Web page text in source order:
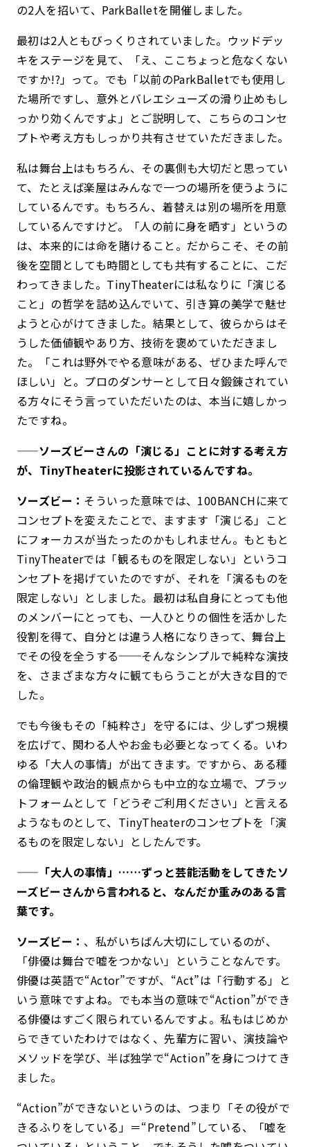
の2人を招いて、ParkBalletを開催しました。
最初は2人ともびっくりされていました。ウッドデッ
キをステージを見て、「え、ここちょっと危なくない
ですか!?」って。でも「以前のParkBalletでも使用し
た場所ですし、意外とバレエシューズの滑り止めもし
っかり効くんですよ」とご説明して、こちらのコンセ
プトや考え方もしっかり共有させていただきました。
私は舞台上はもちろん、その裏側も大切だと思ってい
て、たとえば楽屋はみんなで一つの場所を使うように
しているんです。もちろん、着替えは別の場所を用意
しているんですけど。「人の前に身を晒す」というの
は、本来的には命を賭けること。だからこそ、その前
後を空間としても時間としても共有することに、こだ
わってきました。TinyTheaterには私なりに「演じる
こと」の哲学を詰め込んでいて、引き算の美学で魅せ
ようと心がけてきました。結果として、彼らからはそ
うした価値観やあり方、技術を褒めていただきまし
た。「これは野外でやる意味がある、ぜひまた呼んで
ほしい」と。プロのダンサーとして日々鍛錬されてい
る方々にそう言っていただいたのは、本当に嬉しかっ
たですね。
——ソーズビーさんの「演じる」ことに対する考え方
が、TinyTheaterに投影されているんですね。
ソーズビー： そういった意味では、100BANCHに来て
コンセプトを変えたことで、ますます「演じる」こと
にフォーカスが当たったのかもしれません。もともと
TinyTheaterでは「観るものを限定しない」というコ
ンセプトを掲げていたのですが、それを「演るものを
限定しない」としました。最初は私自身にとっても他
のメンバーにとっても、一人ひとりの個性を活かした
役割を得て、自分とは違う人格になりきって、舞台上
でその役を全うする──そんなシンプルで純粋な演技
を、さまざまな方々に観てもらうことが大きな目的で
した。
でも今後もその「純粋さ」を守るには、少しずつ規模
を広げて、関わる人やお金も必要となってくる。いわ
ゆる「大人の事情」が出てきます。ですから、ある種
の倫理観や政治的観点からも中立的な立場で、プラッ
トフォームとして「どうぞご利用ください」と言える
ようなものとして、TinyTheaterのコンセプトを「演
るものを限定しない」としたんです。
——「大人の事情」……ずっと芸能活動をしてきたソ
ーズビーさんから言われると、なんだか重みのある言
葉です。
ソーズビー： 、私がいちばん大切にしているのが、
「俳優は舞台で嘘をつかない」ということなんです。
俳優は英語で“Actor”ですが、“Act”は「行動する」と
いう意味ですよね。でも本当の意味で“Action”ができ
る俳優はすごく限られているんですよ。私もはじめか
らできていたわけではなく、先輩方に習い、演技論や
メソッドを学び、半ば独学で“Action”を身につけてき
ました。
“Action”ができないというのは、つまり「その役がで
きるふりをしている」＝“Pretend”している、「嘘を